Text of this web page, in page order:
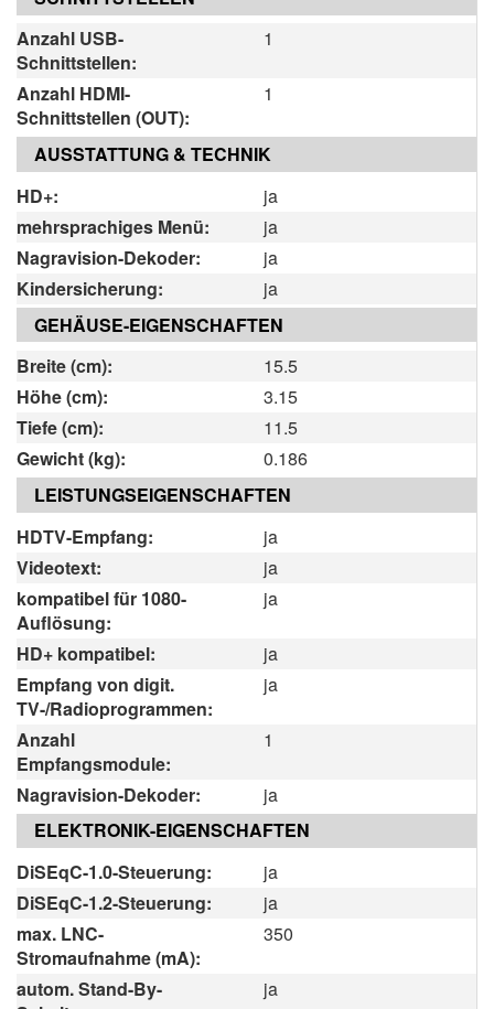
Anzahl USB-
Schnittstellen:
1
Anzahl HDMI-
Schnittstellen (OUT):
1
AUSSTATTUNG & TECHNIK
HD+:
ja
mehrsprachiges Menü:
ja
Nagravision-Dekoder:
ja
Kindersicherung:
ja
GEHÄUSE-EIGENSCHAFTEN
Breite (cm):
15.5
Höhe (cm):
3.15
Tiefe (cm):
11.5
Gewicht (kg):
0.186
LEISTUNGSEIGENSCHAFTEN
HDTV-Empfang:
ja
Videotext:
ja
kompatibel für 1080-
Auflösung:
ja
HD+ kompatibel:
ja
Empfang von digit.
TV-/Radioprogrammen:
ja
Anzahl
Empfangsmodule:
1
Nagravision-Dekoder:
ja
ELEKTRONIK-EIGENSCHAFTEN
DiSEqC-1.0-Steuerung:
ja
DiSEqC-1.2-Steuerung:
ja
max. LNC-
Stromaufnahme (mA):
350
autom. Stand-By-
ja